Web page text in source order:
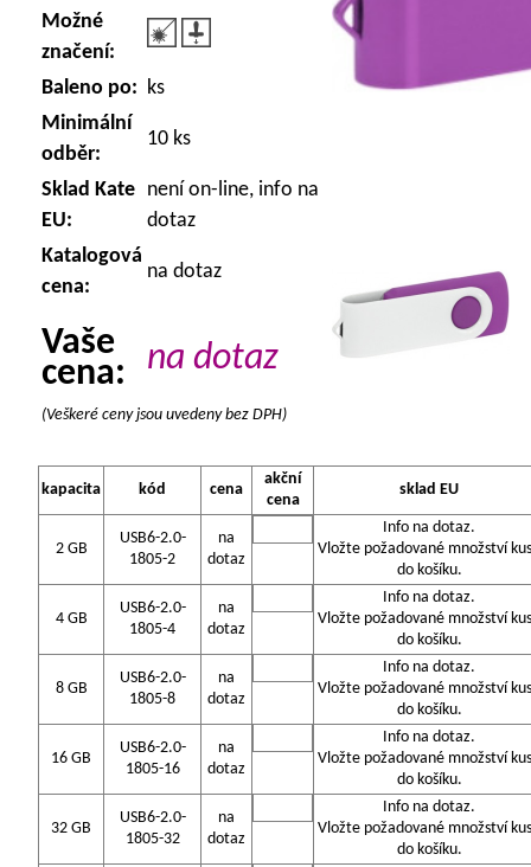
Možné
značení:
Baleno po: ks
Minimální
odběr:
10 ks
Sklad Kate
EU:
není on-line, info na
dotaz
Katalogová
cena:
na dotaz
Vaše
cena:
na dotaz
(Veškeré ceny jsou uvedeny bez DPH)
kapacita kód cena
akční
cena
sklad EU
2 GB
USB6-2.0-
1805-2
na
dotaz
Info na dotaz.
Vložte požadované množství
do košíku.
4 GB
USB6-2.0-
1805-4
na
dotaz
Info na dotaz.
Vložte požadované množství
do košíku.
8 GB
USB6-2.0-
1805-8
na
dotaz
Info na dotaz.
Vložte požadované množství
do košíku.
16 GB
USB6-2.0-
1805-16
na
dotaz
Info na dotaz.
Vložte požadované množství
do košíku.
32 GB
USB6-2.0-
1805-32
na
dotaz
Info na dotaz.
Vložte požadované množství
do košíku.